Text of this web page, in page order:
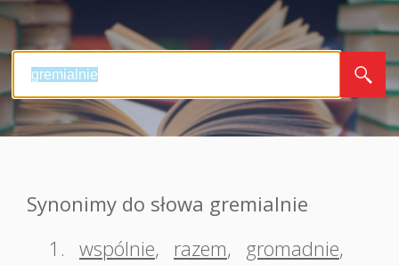
Synonimy do słowa gremialnie
1. wspólnie, razem, gromadnie,